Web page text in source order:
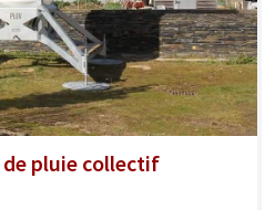
pluie collectif